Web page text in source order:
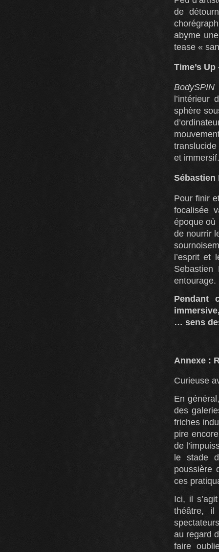
de
abyme
tease «
Time’s Up
BodySPIN
l’intérieur
sphère
et
Sébastien
Pour finir
focalisée
époque où
de nourrir
l’esprit
entourage.
Pendant
… sens
Annexe :
Curieuse
En
des
friches
pire
de
le stade
poussière
ces
Ici, il
théâtre, il
au regard
faire